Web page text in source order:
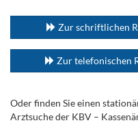
Zur schriftlichen
Zur telefonischen
Oder finden Sie einen
Arztsuche der KBV –